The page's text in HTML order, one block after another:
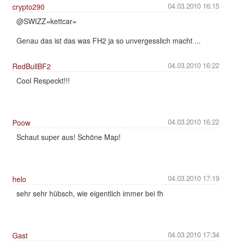
04.03.2010 16:15
crypto290
@SWIZZ=kettcar=
Genau das ist das was FH2 ja so unvergesslich macht ...
04.03.2010 16:22
RedBullBF2
Cool Respeckt!!!
04.03.2010 16:22
Poow
Schaut super aus! Schöne Map!
04.03.2010 17:19
helo
sehr sehr hübsch, wie eigentlich immer bei fh
04.03.2010 17:34
Gast